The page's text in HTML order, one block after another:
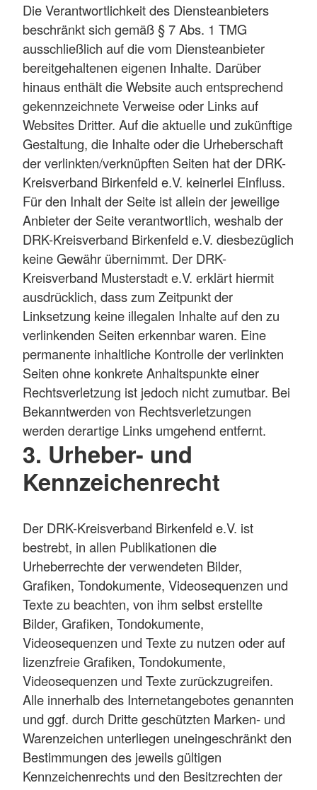
Die Verantwortlichkeit des Diensteanbieters
beschränkt sich gemäß § 7 Abs. 1 TMG
ausschließlich auf die vom Diensteanbieter
bereitgehaltenen eigenen Inhalte. Darüber
hinaus enthält die Website auch entsprechend
gekennzeichnete Verweise oder Links auf
Websites Dritter. Auf die aktuelle und zukünftige
Gestaltung, die Inhalte oder die Urheberschaft
der verlinkten/verknüpften Seiten hat der DRK-
Kreisverband Birkenfeld e.V. keinerlei Einfluss.
Für den Inhalt der Seite ist allein der jeweilige
Anbieter der Seite verantwortlich, weshalb der
DRK-Kreisverband Birkenfeld e.V. diesbezüglich
keine Gewähr übernimmt. Der DRK-
Kreisverband Musterstadt e.V. erklärt hiermit
ausdrücklich, dass zum Zeitpunkt der
Linksetzung keine illegalen Inhalte auf den zu
verlinkenden Seiten erkennbar waren. Eine
permanente inhaltliche Kontrolle der verlinkten
Seiten ohne konkrete Anhaltspunkte einer
Rechtsverletzung ist jedoch nicht zumutbar. Bei
Bekanntwerden von Rechtsverletzungen
werden derartige Links umgehend entfernt.
3. Urheber- und
Kennzeichenrecht
Der DRK-Kreisverband Birkenfeld e.V. ist
bestrebt, in allen Publikationen die
Urheberrechte der verwendeten Bilder,
Grafiken, Tondokumente, Videosequenzen und
Texte zu beachten, von ihm selbst erstellte
Bilder, Grafiken, Tondokumente,
Videosequenzen und Texte zu nutzen oder auf
lizenzfreie Grafiken, Tondokumente,
Videosequenzen und Texte zurückzugreifen.
Alle innerhalb des Internetangebotes genannten
und ggf. durch Dritte geschützten Marken- und
Warenzeichen unterliegen uneingeschränkt den
Bestimmungen des jeweils gültigen
Kennzeichenrechts und den Besitzrechten der